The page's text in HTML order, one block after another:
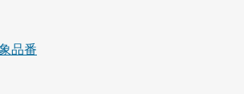
品番